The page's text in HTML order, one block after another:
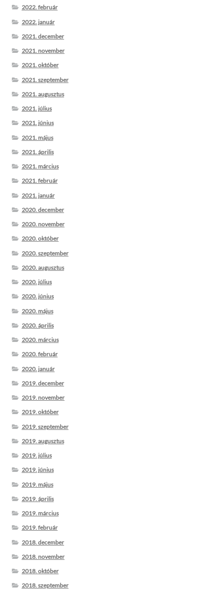
2022. február
2022. január
2021. december
2021. november
2021. október
2021. szeptember
2021. augusztus
2021. július
2021. június
2021. május
2021. április
2021. március
2021. február
2021. január
2020. december
2020. november
2020. október
2020. szeptember
2020. augusztus
2020. július
2020. június
2020. május
2020. április
2020. március
2020. február
2020. január
2019. december
2019. november
2019. október
2019. szeptember
2019. augusztus
2019. július
2019. június
2019. május
2019. április
2019. március
2019. február
2018. december
2018. november
2018. október
2018. szeptember